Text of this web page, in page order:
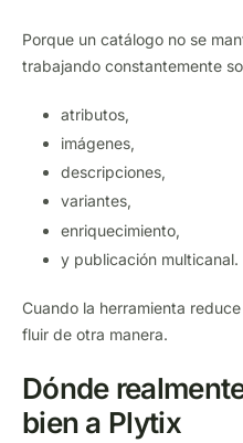
Porque un catálogo no se
trabajando constantemente
atributos,
imágenes,
descripciones,
variantes,
enriquecimiento,
y publicación multicanal.
Cuando la herramienta
fluir de otra manera.
Dónde
bien a Plytix